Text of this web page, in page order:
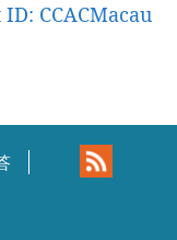
CCACMacau